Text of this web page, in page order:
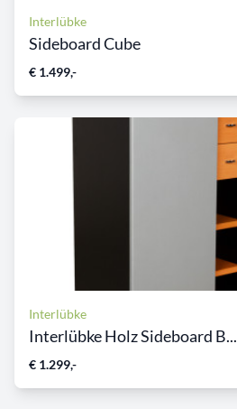
Interlübke
Sideboard Cube
€ 1.499,-
Interlübke
Interlübke Holz Sideboard B...
€ 1.299,-